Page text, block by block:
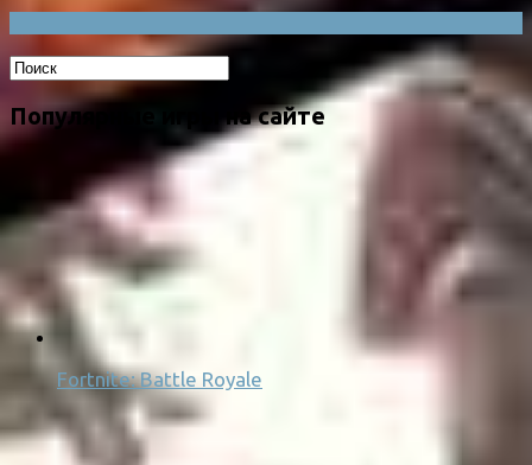
Популярные игры на сайте
Fortnite: Battle Royale